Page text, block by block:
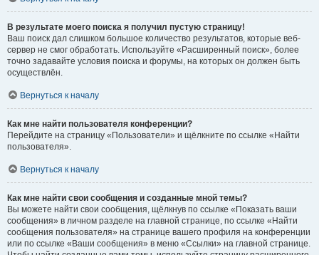
В результате моего поиска я получил пустую страницу!
Ваш поиск дал слишком большое количество результатов, которые веб-
сервер не смог обработать. Используйте «Расширенный поиск», более
точно задавайте условия поиска и форумы, на которых он должен быть
осуществлён.
Вернуться к началу
Как мне найти пользователя конференции?
Перейдите на страницу «Пользователи» и щёлкните по ссылке «Найти
пользователя».
Вернуться к началу
Как мне найти свои сообщения и созданные мной темы?
Вы можете найти свои сообщения, щёлкнув по ссылке «Показать ваши
сообщения» в личном разделе на главной странице, по ссылке «Найти
сообщения пользователя» на странице вашего профиля на конференции
или по ссылке «Ваши сообщения» в меню «Ссылки» на главной странице.